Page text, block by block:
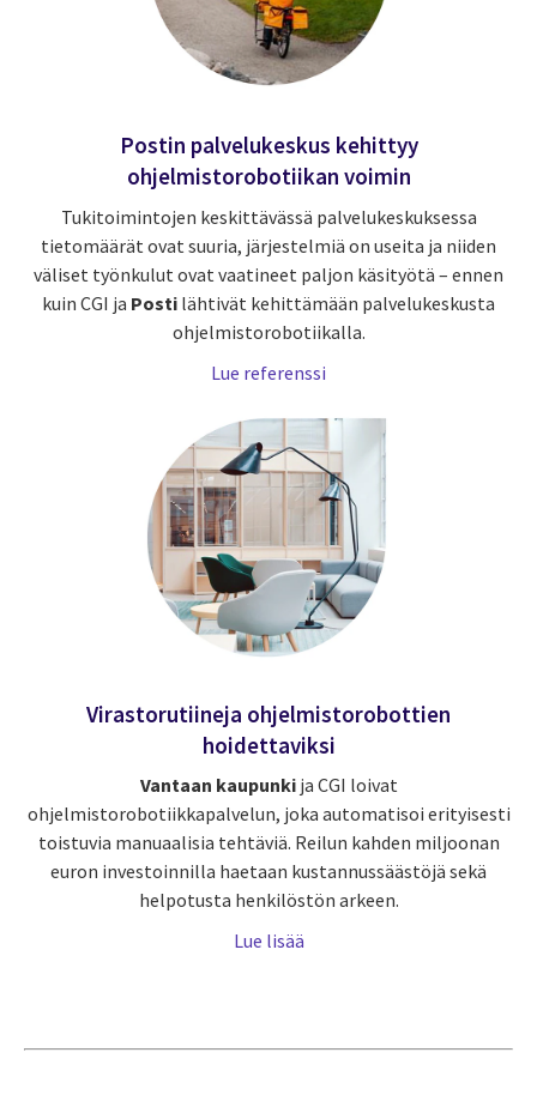
Postin palvelukeskus kehittyy
ohjelmistorobotiikan voimin
Tukitoimintojen keskittävässä palvelukeskuksessa
tietomäärät ovat suuria, järjestelmiä on useita ja niiden
väliset työnkulut ovat vaatineet paljon käsityötä – ennen
kuin CGI ja Posti lähtivät kehittämään palvelukeskusta
ohjelmistorobotiikalla.
Lue referenssi
Virastorutiineja ohjelmistorobottien
hoidettaviksi
Vantaan kaupunkija CGI loivat
ohjelmistorobotiikkapalvelun, joka automatisoi erityisesti
toistuvia manuaalisia tehtäviä. Reilun kahden miljoonan
euron investoinnilla haetaan kustannussäästöjä sekä
helpotusta henkilöstön arkeen.
Lue lisää